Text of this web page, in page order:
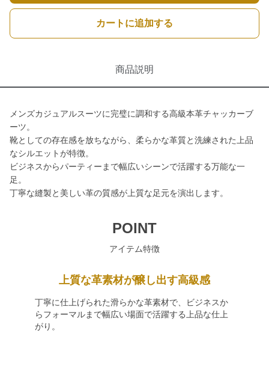
カートに追加する
商品説明
メンズカジュアルスーツに完璧に調和する高級本革チャッカーブ
ーツ。
靴としての存在感を放ちながら、柔らかな革質と洗練された上品
なシルエットが特徴。
ビジネスからパーティーまで幅広いシーンで活躍する万能な一
足。
丁寧な縫製と美しい革の質感が上質な足元を演出します。
POINT
アイテム特徴
上質な革素材が醸し出す高級感
丁寧に仕上げられた滑らかな革素材で、ビジネスか
らフォーマルまで幅広い場面で活躍する上品な仕上
がり。